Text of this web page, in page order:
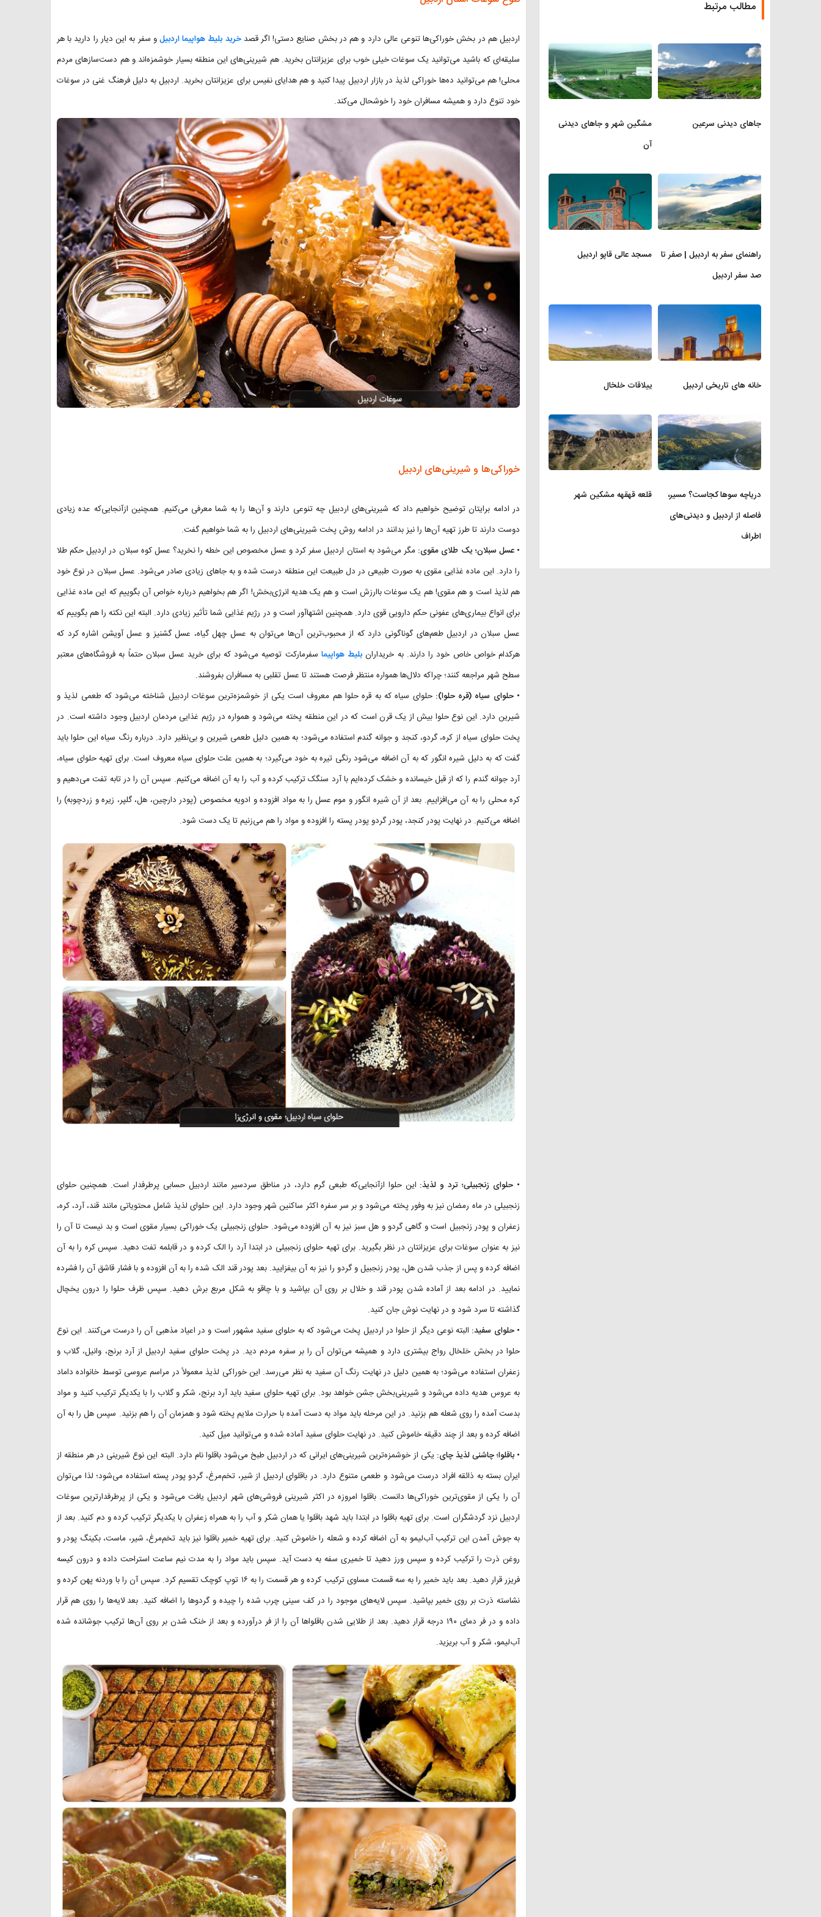
اردبیل هم در بخش خوراکی‌ها تنوعی عالی دارد و هم در بخش صنایع دستی! اگر قصدخرید بلیط هواپیما اردبیلو سفر به این دیار را دارید با هر
سلیقه‌ای که باشید می‌توانید یک سوغات خیلی خوب برای عزیزانتان بخرید. هم شیرینی‌های این منطقه بسیار خوشمزه‌اند و هم دست‌سازهای مردم
محلی! هم می‌توانید ده‌ها خوراکی لذیذ در بازار اردبیل پیدا کنید و هم هدایای نفیس برای عزیزانتان بخرید. اردبیل به دلیل فرهنگ غنی در سوغات
خود تنوع دارد و همیشه مسافران خود را خوشحال می‌کند.
خوراکی‌ها و شیرینی‌های اردبیل
در ادامه برایتان توضیح خواهیم داد که شیرینی‌های اردبیل چه تنوعی دارند و آن‌ها را به شما معرفی می‌کنیم. همچنین ازآنجایی‌که عده زیادی
دوست دارند تا طرز تهیه آن‌ها را نیز بدانند در ادامه روش پخت شیرینی‌های اردبیل را به شما خواهیم گفت.
• عسل سبلان؛ یک طلای مقوی: مگر می‌شود به استان اردبیل سفر کرد و عسل مخصوص این خطه را نخرید؟ عسل کوه سبلان در اردبیل حکم طلا
را دارد. این ماده غذایی مقوی به صورت طبیعی در دل طبیعت این منطقه درست شده و به جاهای زیادی صادر می‌شود. عسل سبلان در نوع خود
هم لذیذ است و هم مقوی! هم یک سوغات باارزش است و هم یک هدیه انرژی‌بخش! اگر هم بخواهیم درباره خواص آن بگوییم که این ماده غذایی
برای انواع بیماری‌های عفونی حکم دارویی قوی دارد. همچنین اشتهاآور است و در رژیم غذایی شما تأثیر زیادی دارد. البته این نکته را هم بگوییم که
عسل سبلان در اردبیل طعم‌های گوناگونی دارد که از محبوب‌ترین آن‌ها می‌توان به عسل چهل گیاه، عسل گشنیز و عسل آویشن اشاره کرد که
هرکدام خواص خاص خود را دارند. به خریداران بلیط هواپیما سفرمارکت توصیه می‌شود که برای خرید عسل سبلان حتماً به فروشگاه‌های معتبر
سطح شهر مراجعه کنند؛ چراکه دلال‌ها همواره منتظر فرصت هستند تا عسل تقلبی به مسافران بفروشند.
• حلوای سیاه (قره حلوا): حلوای سیاه که به قره حلوا هم معروف است یکی از خوشمزه‌ترین سوغات اردبیل شناخته می‌شود که طعمی لذیذ و
شیرین دارد. این نوع حلوا بیش از یک قرن است که در این منطقه پخته می‌شود و همواره در رژیم غذایی مردمان اردبیل وجود داشته است. در
پخت حلوای سیاه از کره، گردو، کنجد و جوانه گندم استفاده می‌شود؛ به همین دلیل طعمی شیرین و بی‌نظیر دارد. درباره رنگ سیاه این حلوا باید
گفت که به دلیل شیره انگور که به آن اضافه می‌شود رنگی تیره به خود می‌گیرد؛ به همین علت حلوای سیاه معروف است. برای تهیه حلوای سیاه،
آرد جوانه گندم را که از قبل خیسانده و خشک کرده‌ایم با آرد سنگک ترکیب کرده و آب را به آن اضافه می‌کنیم. سپس آن را در تابه تفت می‌دهیم و
کره محلی را به آن می‌افزاییم. بعد از آن شیره انگور و موم عسل را به مواد افزوده و ادویه مخصوص (پودر دارچین، هل، گلپر، زیره و زردچوبه) را
اضافه می‌کنیم. در نهایت پودر کنجد، پودر گردو پودر پسته را افزوده و مواد را هم می‌زنیم تا یک دست شود.
• حلوای زنجبیلی؛ ترد و لذیذ: این حلوا ازآنجایی‌که طبعی گرم دارد، در مناطق سردسیر مانند اردبیل حسابی پرطرفدار است. همچنین حلوای
زنجبیلی در ماه رمضان نیز به وفور پخته می‌شود و بر سر سفره اکثر ساکنین شهر وجود دارد. این حلوای لذیذ شامل محتویاتی مانند قند، آرد، کره،
زعفران و پودر زنجبیل است و گاهی گردو و هل سبز نیز به آن افزوده می‌شود. حلوای زنجبیلی یک خوراکی بسیار مقوی است و بد نیست تا آن را
نیز به عنوان سوغات برای عزیزانتان در نظر بگیرید. برای تهیه حلوای زنجبیلی در ابتدا آرد را الک کرده و در قابلمه تفت دهید. سپس کره را به آن
اضافه کرده و پس از جذب شدن هل، پودر زنجبیل و گردو را نیز به آن بیفزایید. بعد پودر قند الک شده را به آن افزوده و با فشار قاشق آن را فشرده
نمایید. در ادامه بعد از آماده شدن پودر قند و خلال بر روی آن بپاشید و با چاقو به شکل مربع برش دهید. سپس ظرف حلوا را درون یخچال
گذاشته تا سرد شود و در نهایت نوش جان کنید.
• حلوای سفید: البته نوعی دیگر از حلوا در اردبیل پخت می‌شود که به حلوای سفید مشهور است و در اعیاد مذهبی آن را درست می‌کنند. این نوع
حلوا در بخش خلخال رواج بیشتری دارد و همیشه می‌توان آن را بر سفره مردم دید. در پخت حلوای سفید اردبیل از آرد برنج، وانیل، گلاب و
زعفران استفاده می‌شود؛ به همین دلیل در نهایت رنگ آن سفید به نظر می‌رسد. این خوراکی لذیذ معمولاً در مراسم عروسی توسط خانواده داماد
به عروس هدیه داده می‌شود و شیرینی‌بخش جشن خواهد بود. برای تهیه حلوای سفید باید آرد برنج، شکر و گلاب را با یکدیگر ترکیب کنید و مواد
بدست آمده را روی شعله هم بزنید. در این مرحله باید مواد به دست آمده با حرارت ملایم پخته شود و همزمان آن را هم بزنید. سپس هل را به آن
اضافه کرده و بعد از چند دقیقه خاموش کنید. در نهایت حلوای سفید آماده شده و می‌توانید میل کنید.
• باقلوا؛ چاشنی لذیذ چای: یکی از خوشمزه‌ترین شیرینی‌های ایرانی که در اردبیل طبخ می‌شود باقلوا نام دارد. البته این نوع شیرینی در هر منطقه از
ایران بسته به ذائقه افراد درست می‌شود و طعمی متنوع دارد. در باقلوای اردبیل از شیر، تخم‌مرغ، گردو پودر پسته استفاده می‌شود؛ لذا می‌توان
آن را یکی از مقوی‌ترین خوراکی‌ها دانست. باقلوا امروزه در اکثر شیرینی‌ فروشی‌های شهر اردبیل یافت می‌شود و یکی از پرطرفدارترین سوغات
اردبیل نزد گردشگران است. برای تهیه باقلوا در ابتدا باید شهد باقلوا یا همان شکر و آب را به همراه زعفران با یکدیگر ترکیب کرده و دم کنید. بعد از
به جوش آمدن این ترکیب آب‌لیمو به آن اضافه کرده و شعله را خاموش کنید. برای تهیه خمیر باقلوا نیز باید تخم‌مرغ، شیر، ماست، بکینگ پودر و
روغن ذرت را ترکیب کرده و سپس ورز دهید تا خمیری سفه به دست آید. سپس باید مواد را به مدت نیم ساعت استراحت داده و درون کیسه
فریزر قرار دهید. بعد باید خمیر را به سه قسمت مساوی ترکیب کرده و هر قسمت را به ۱۶ توپ کوچک تقسیم کرد. سپس آن را با وردنه پهن کرده و
نشاسته ذرت بر روی خمیر بپاشید. سپس لایه‌های موجود را در کف سینی چرب شده را چیده و گردوها را اضافه کنید. بعد لایه‌ها را روی هم قرار
داده و در فر دمای ۱۹۰ درجه قرار دهید. بعد از طلایی شدن باقلواها آن را از فر درآورده و بعد از خنک شدن بر روی آن‌ها ترکیب جوشانده شده
آب‌لیمو، شکر و آب بریزید.
مطالب مرتبط
جاهای دیدنی سرعین
مشگین شهر و جاهای دیدنی
آن
راهنمای سفر به اردبیل | صفر تا
صد سفر اردبیل
مسجد عالی قاپو اردبیل
خانه های تاریخی اردبیل ییلاقات خلخال
دریاچه سوها کجاست؟ مسیر،
فاصله از اردبیل و دیدنی‌های
اطراف
قلعه قهقهه مشکین شهر